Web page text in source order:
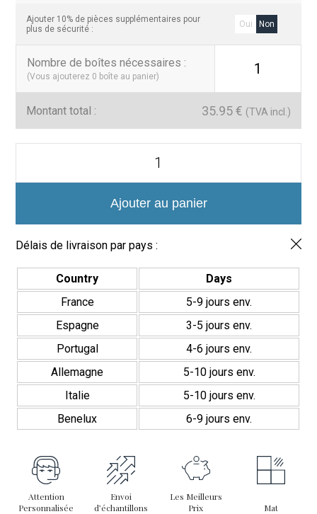
des contrastes sophistiqués et élégants.
LesCarreaux District Circles 20×20ne sont pas qu’un
revêtement fonctionnel, mais également une pièce décorative qui
vos espaces avec ces carreaux qui allient style, durabilité et
créativité dans un format compact.
Ajouter 10% de pièces supplémentaires pour
plus de sécurité :
Oui Non
Nombre de boîtes nécessaires :
(Vous ajouterez 0 boîte au panier) 1
Montant total : 35.95 € (TVA incl.)
Diseño
Ajouter au panier
Délais de livraison par pays :
Country
Days
France
5-9 jours env.
Espagne
3-5 jours env.
Portugal
4-6 jours env.
Allemagne
5-10 jours env.
Italie
5-10 jours env.
Benelux
6-9 jours env.
Attention
Personnalisée
Envoi
d’échantillons
Les Meilleurs
Prix
Mat